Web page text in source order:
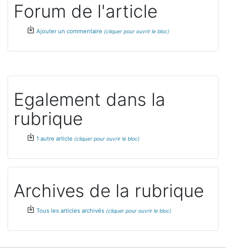
Forum de l'article
Ajouter un commentaire
Egalement dans la
rubrique
1 autre article
Archives de la rubrique
Tous les articles archivés